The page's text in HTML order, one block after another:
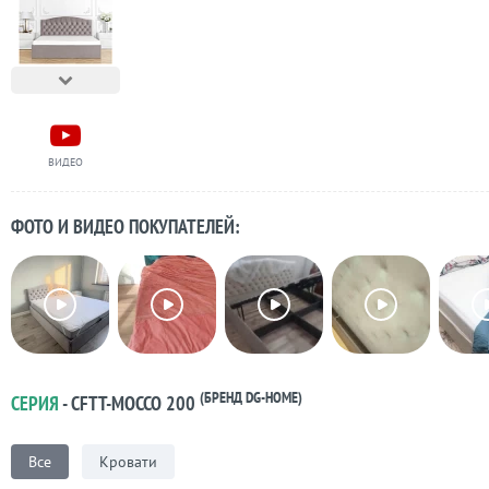
ВИДЕО
ФОТО И ВИДЕО ПОКУПАТЕЛЕЙ:
СЕРИЯ- CFTT-MOCCO 200 (БРЕНД DG-HOME)
Все Кровати